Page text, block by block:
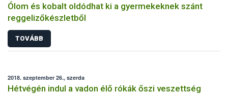
Ólom és kobalt oldódhat ki a gyermekeknek szánt
reggelizőkészletből
TOVÁBB
2018. szeptember 26., szerda
Hétvégén indul a vadon élő rókák őszi veszettség